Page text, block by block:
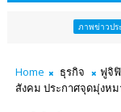
ภาพข่าวประชาสัมพันธ์
Home ธุรกิจ
ฟูจิ
สังคม ประกาศจุดมุ่งหม